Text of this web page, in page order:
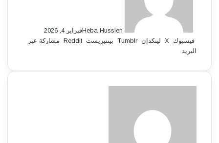
Heba Hussienفبراير 4, 2026
فيسبوك ‫X لينكدإن بينتيريست
مشاركة عبر
البريد